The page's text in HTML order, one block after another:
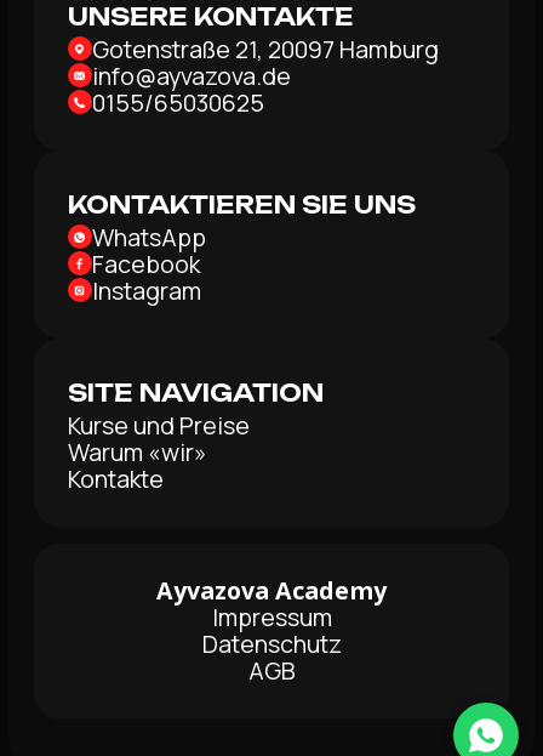
UNSERE KONTAKTE
Gotenstraße 21, 20097 Hamburg
info@ayvazova.de
0155/65030625
KONTAKTIEREN SIE UNS
WhatsApp
Facebook
Instagram
SITE NAVIGATION
Kurse und Preise
Warum «wir»
Kontakte
Ayvazova Academy
Impressum
Datenschutz
AGB